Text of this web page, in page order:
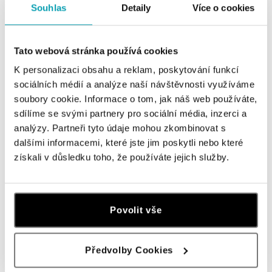
Souhlas Detaily Více o cookies
Tato webová stránka používá cookies
K personalizaci obsahu a reklam, poskytování funkcí
sociálních médií a analýze naší návštěvnosti využíváme
soubory cookie. Informace o tom, jak náš web používáte,
sdílíme se svými partnery pro sociální média, inzerci a
analýzy. Partneři tyto údaje mohou zkombinovat s
dalšími informacemi, které jste jim poskytli nebo které
získali v důsledku toho, že používáte jejich služby.
Povolit vše
Předvolby Cookies
tel.: +420736509250
dnes otevřeno od 09:00
ALOve OC Olympia, Brno
U Dálnice 777, 664 42 Brno
tel.: +420604389337
dnes otevřeno od 10:00
ALOve Westfield Černý most, Praha 9
Chlumecká 765/6, 198 19 Praha 9
tel.: +420735703904
ALOve Westfield, Praha 4 - Chodov
tel.: +420730524389
dnes otevřeno od 09:00